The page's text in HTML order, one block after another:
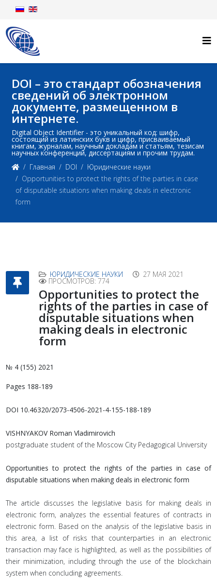
DOI – это стандарт обозначения
сведений об электронном
документе, размещенном в
интернете.
Digital Object Identifier - это уникальный код: шифр,
состоящий из латинских букв и цифр, присваиваемый
книгам, журналам, научным докладам и статьям, тезисам
научных конференций, диссертациям и прочим трудам.
Главная
DOI
Юридические науки
Opportunities to protect the rights of the parties in case
of disputable situations when making deals in electronic
form
ЮРИДИЧЕСКИЕ НАУКИ 27 МАЯ 2021
ПРОСМОТРОВ: 774
Opportunities to protect the
rights of the parties in case of
disputable situations when
making deals in electronic
form
№ 4 (155) 2021
Pages 188-189
DOI 10.46320/2073-4506-2021-4-155-188-189
VISHNYAKOV Roman Vladimirovich
postgraduate student of the Moscow City Pedagogical University
Opportunities to protect the rights of the parties in case of
disputable situations when making deals in electronic form
The article discusses the legislative basis for making deals in
electronic form, analyzes the essential features of contracts in
electronic form. Based on the analysis of the legislative basis in
this area, a list of risks that counterparties in an electronic
transaction may face is highlighted, as well as the possibilities of
their minimization, including through the use of the blockchain
system when concluding agreements.